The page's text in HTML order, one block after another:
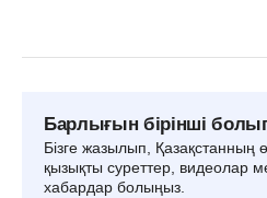
Барлығын бірінші
Бізге жазылып, Қазақстанның
қызықты суреттер, видеолар
хабардар болыңыз.